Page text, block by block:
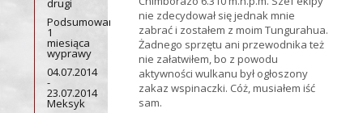
drugi
Podsumowanie
1
miesiąca
wyprawy
04.07.2014
-
23.07.2014
Meksyk
nie zdecydował się jednak mnie
zabrać i zostałem z moim Tungurahua.
Żadnego sprzętu ani przewodnika też
nie załatwiłem, bo z powodu
aktywności wulkanu był ogłoszony
zakaz wspinaczki. Cóż, musiałem iść
sam.